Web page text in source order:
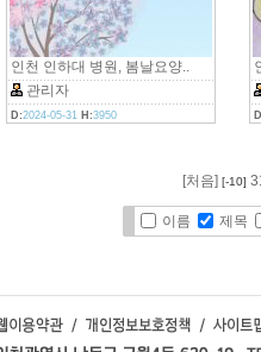
인천 인하대 병원, 봄날요양..
관리자
D:2024-05-31 H:3950
[처음] [-10]
이름 제목